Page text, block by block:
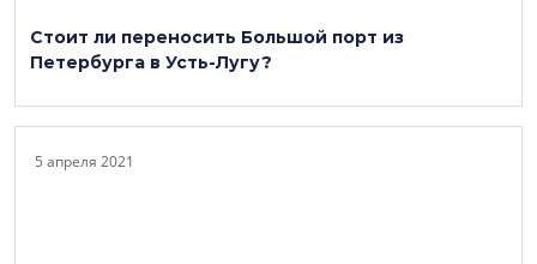
Стоит ли переносить Большой порт из
Петербурга в Усть-Лугу?
5 апреля 2021